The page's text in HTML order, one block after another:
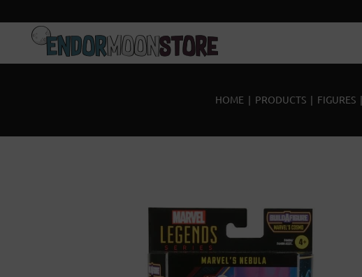
Home Pre-Orders Figures
HOME PRODUCTS| FIGURES|